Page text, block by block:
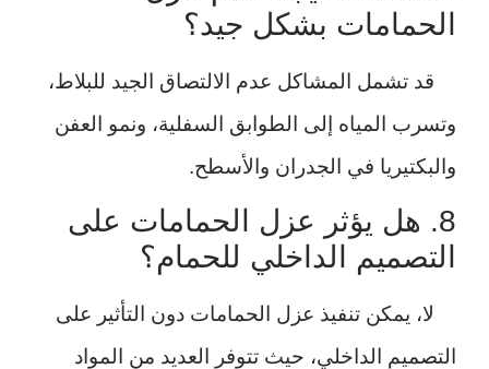
الحمامات بشكل جيد؟
قد تشمل المشاكل عدم الالتصاق الجيد للبلاط،
وتسرب المياه إلى الطوابق السفلية، ونمو العفن
والبكتيريا في الجدران والأسطح.
8. هل يؤثر عزل الحمامات على
التصميم الداخلي للحمام؟
لا، يمكن تنفيذ عزل الحمامات دون التأثير على
التصميم الداخلي، حيث تتوفر العديد من المواد